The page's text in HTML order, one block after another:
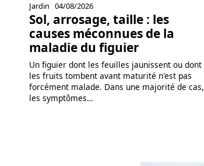
Jardin 04/08/2026
Sol, arrosage, taille : les
causes méconnues de la
maladie du figuier
Un figuier dont les feuilles jaunissent ou dont
les fruits tombent avant maturité n'est pas
forcément malade. Dans une majorité de cas,
les symptômes…